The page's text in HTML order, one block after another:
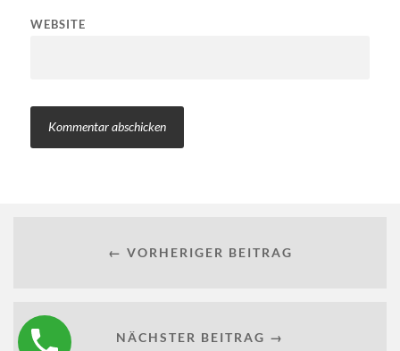
WEBSITE
← VORHERIGER BEITRAG
NÄCHSTER BEITRAG →